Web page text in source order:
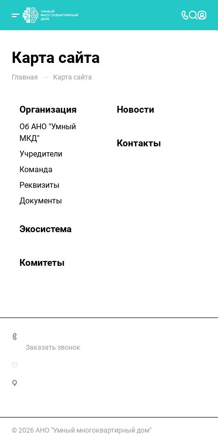
Карта сайта
Главная — Карта сайта
Организация
Об АНО "Умный
МКД"
Учредители
Команда
Реквизиты
Документы
Экосистема
Комитеты
Новости
Контакты
Заказать звонок
© 2026 АНО "Умный многоквартирный дом"